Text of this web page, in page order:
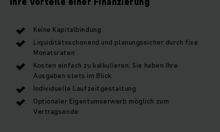
Keine Kapitalbindung
Liquiditätsschonend und planungssicher durch fixe
Monatsraten
Kosten einfach zu kalkulieren: Sie haben Ihre
Ausgaben stets im Blick
Individuelle Laufzeitgestaltung
Optionaler Eigentumserwerb möglich zum
Vertragsende